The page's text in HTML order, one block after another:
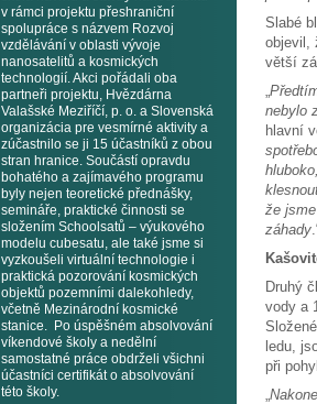
v rámci projektu přeshraniční
spolupráce s názvem Rozvoj
vzdělávání v oblasti vývoje
nanosatelitů a kosmických
technologií. Akci pořádali oba
partneři projektu, Hvězdárna
Valašské Meziříčí, p. o. a Slovenská
organizácia pre vesmírné aktivity a
zúčastnilo se ji 15 účastníků z obou
stran hranice. Součástí opravdu
bohatého a zajímavého programu
byly nejen teoretické přednášky,
semináře, praktické činnosti se
složením Schoolsatů – výukového
modelu cubesatu, ale také jsme si
vyzkoušeli virtuální technologie i
praktická pozorování kosmických
objektů pozemními dalekohledy,
včetně Mezinárodní kosmické
stanice. Po úspěšném absolvování
víkendové školy a nedělní
samostatné práce obdrželi všichni
účastníci certifikát o absolvování
této školy.
Slabé
objevil,
větší
„
nebylo
hlavní
že
záhady
Druhý
vody a
ledu,
při
„